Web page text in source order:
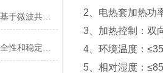
2、电热套加热功
3、加热控制：双
4、环境温度：
5、相对湿度：
原油含水快速测定仪是基于微波共振技术设计的
原油含水快速测定仪安全性和稳定性如何体现